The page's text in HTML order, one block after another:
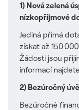
1) Nová zelená
nízkopříjmové
Jediná přímá
získat až 150
Žádosti jsou
informací
2) Bezúročný
Bezúročné